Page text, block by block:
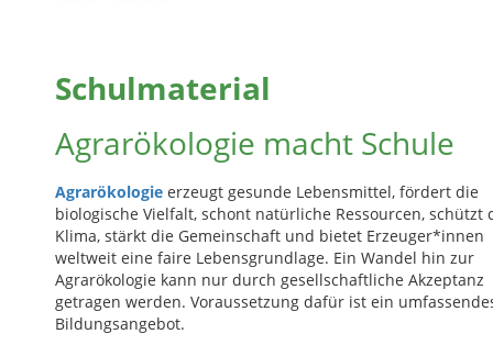
Schulmaterial
Agrarökologie macht Schule
Agrarökologie erzeugt gesunde Lebensmittel, fördert die
biologische Vielfalt, schont natürliche Ressourcen, schützt
Klima, stärkt die Gemeinschaft und bietet Erzeuger*innen
weltweit eine faire Lebensgrundlage. Ein Wandel hin zur
Agrarökologie kann nur durch gesellschaftliche Akzeptanz
getragen werden. Voraussetzung dafür ist ein
Bildungsangebot.